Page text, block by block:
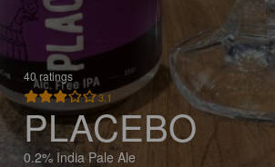
40 ratings
3.1
PLACEBO
0.2% India Pale Ale